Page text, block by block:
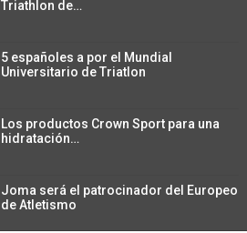
Triathlon de…
5 españoles a por el Mundial
Universitario de Triatlon
Los productos Crown Sport para una
hidratación…
Joma será el patrocinador del Europeo
de Atletismo